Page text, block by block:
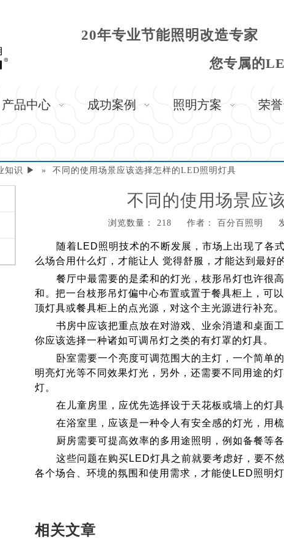
20年专业节能照明改造专家
您专属的
产品中心 成功案例 照明方案 荣
知识 ▶ » 不同的使用场景应该选择怎样的LED照明灯具
不同的使用场景应
浏览数量： 218 作者： 百分百照明 发
["wechat","weibo","qzone","douban","email"]
随着LED照明技术的不断发展，市场上出现了各式
么场合用什么灯，才能让人 觉得舒服，才能达到最好
餐厅中最需要的是柔和的灯光，枝形吊灯也许很高
和。把一台枝形吊灯偏中心布置或置于餐具柜上，可
顶灯具或餐具柜上的点光源，对这个主光源进行补充。
书房中应该把重点放在对游戏、业余消遣和桌面工
你应该选择一种诸如可调吊灯之类的有灯罩的灯具。
卧室需要一个亮度可调范围大的主灯，一个简单的
明亮灯光等不同效果灯光，另外，还需要不同用途的
灯。
在儿童房里，应优先选择设于天花板或墙上的灯具
在浴室里，应该是一种令人有安全感的灯光，用梳
厨房需要可提高效率的多用途照明，例如备餐等各
这些问题在购买LED灯具之前就要考虑好，要不然
各个场合、环境的氛围和使用需求，才能使LED照明
相关文章